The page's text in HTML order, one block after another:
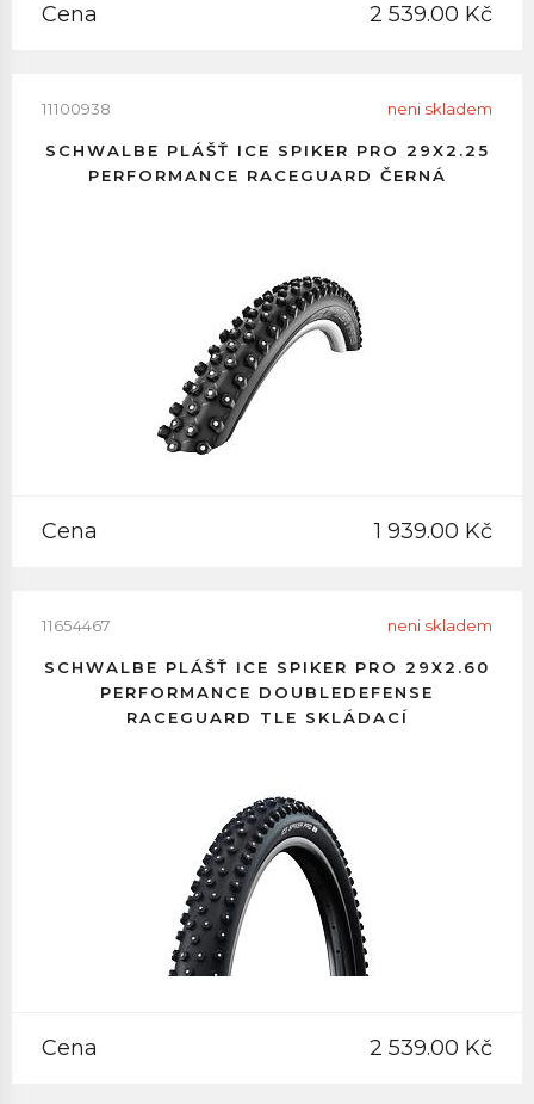
Cena 2 539.00 Kč
11100938 neni skladem
SCHWALBE PLÁŠŤ ICE SPIKER PRO 29X2.25
PERFORMANCE RACEGUARD ČERNÁ
Cena 1 939.00 Kč
11654467 neni skladem
SCHWALBE PLÁŠŤ ICE SPIKER PRO 29X2.60
PERFORMANCE DOUBLEDEFENSE
RACEGUARD TLE SKLÁDACÍ
Cena 2 539.00 Kč